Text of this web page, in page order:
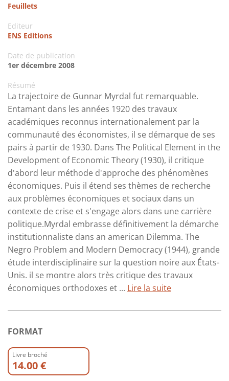
Feuillets
Editeur
ENS Editions
Date de publication
1er décembre 2008
Résumé
La trajectoire de Gunnar Myrdal fut remarquable.
Entamant dans les années 1920 des travaux
académiques reconnus internationalement par la
communauté des économistes, il se démarque de ses
pairs à partir de 1930. Dans The Political Element in the
Development of Economic Theory (1930), il critique
d'abord leur méthode d'approche des phénomènes
économiques. Puis il étend ses thèmes de recherche
aux problèmes économiques et sociaux dans un
contexte de crise et s'engage alors dans une carrière
politique.Myrdal embrasse définitivement la démarche
institutionnaliste dans an american Dilemma. The
Negro Problem and Modern Democracy (1944), grande
étude interdisciplinaire sur la question noire aux États-
Unis. il se montre alors très critique des travaux
économiques orthodoxes et ... Lire la suite
FORMAT
Livre broché
14.00 €